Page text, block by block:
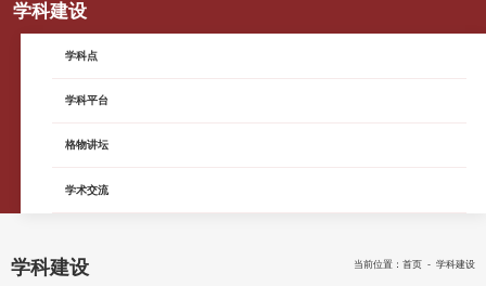
学科建设
学科点
学科平台
格物讲坛
学术交流
当前位置： 首页 - 学科建设
学科建设